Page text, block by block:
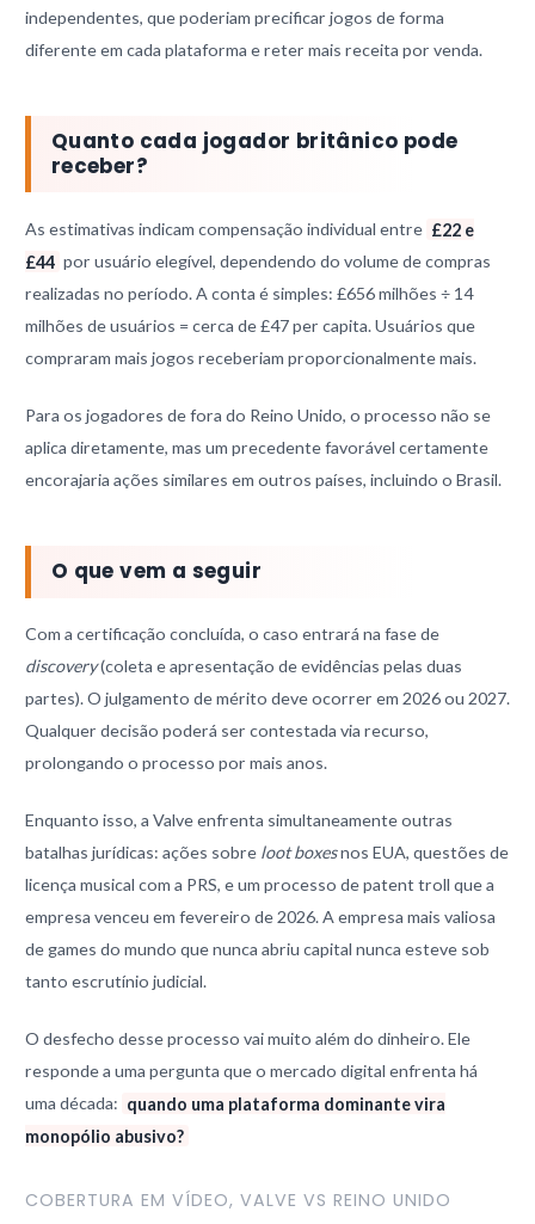
independentes, que poderiam precificar jogos de forma
diferente em cada plataforma e reter mais receita por venda.
Quanto cada jogador britânico pode
receber?
As estimativas indicam compensação individual entre £22 e
£44 por usuário elegível, dependendo do volume de compras
realizadas no período. A conta é simples: £656 milhões ÷ 14
milhões de usuários = cerca de £47 per capita. Usuários que
compraram mais jogos receberiam proporcionalmente mais.
Para os jogadores de fora do Reino Unido, o processo não se
aplica diretamente, mas um precedente favorável certamente
encorajaria ações similares em outros países, incluindo o Brasil.
O que vem a seguir
Com a certificação concluída, o caso entrará na fase de
discovery(coleta e apresentação de evidências pelas duas
partes). O julgamento de mérito deve ocorrer em 2026 ou 2027.
Qualquer decisão poderá ser contestada via recurso,
prolongando o processo por mais anos.
Enquanto isso, a Valve enfrenta simultaneamente outras
batalhas jurídicas: ações sobre loot boxesnos EUA, questões de
licença musical com a PRS, e um processo de patent troll que a
empresa venceu em fevereiro de 2026. A empresa mais valiosa
de games do mundo que nunca abriu capital nunca esteve sob
tanto escrutínio judicial.
O desfecho desse processo vai muito além do dinheiro. Ele
responde a uma pergunta que o mercado digital enfrenta há
uma década: quando uma plataforma dominante vira
monopólio abusivo?
COBERTURA EM VÍDEO, VALVE VS REINO UNIDO